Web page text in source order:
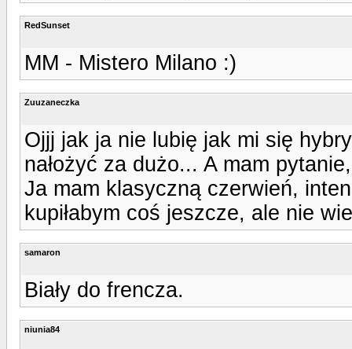
RedSunset
MM - Mistero Milano :)
Zuuzaneczka
Ojjj jak ja nie lubię jak mi się
nałożyć za dużo... A mam
Ja mam klasyczną czerwień,
kupiłabym coś jeszcze, ale nie
samaron
Biały do frencza.
niunia84